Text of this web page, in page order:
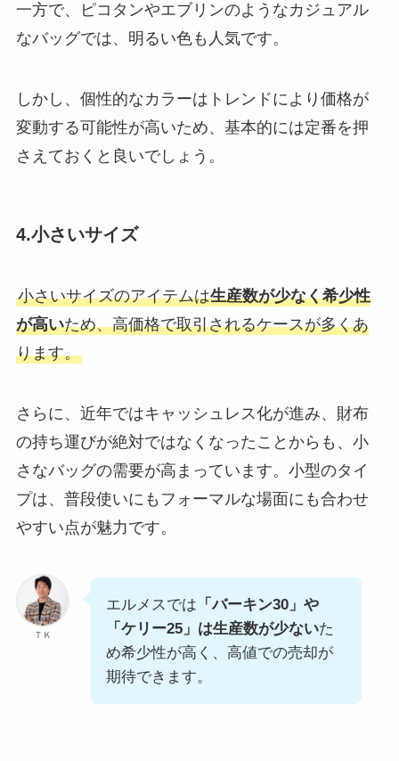
一方で、ピコタンやエブリンのようなカジュアル
なバッグでは、明るい色も人気です。
しかし、個性的なカラーはトレンドにより価格が
変動する可能性が高いため、基本的には定番を押
さえておくと良いでしょう。
4.小さいサイズ
小さいサイズのアイテムは生産数が少なく希少性
が高いため、高価格で取引されるケースが多くあ
ります。
さらに、近年ではキャッシュレス化が進み、財布
の持ち運びが絶対ではなくなったことからも、小
さなバッグの需要が高まっています。小型のタイ
プは、普段使いにもフォーマルな場面にも合わせ
やすい点が魅力です。
ＴＫ
エルメスでは 「バーキン30」や
「ケリー25」は生産数が少ないた
め希少性が高く、高値での売却が
期待できます。